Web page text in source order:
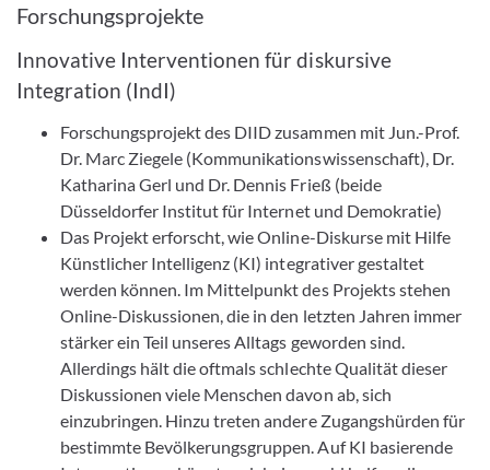
Forschungsprojekte
Innovative Interventionen für diskursive
Integration (IndI)
Forschungsprojekt des DIID zusammen mit Jun.-Prof.
Dr. Marc Ziegele (Kommunikationswissenschaft), Dr.
Katharina Gerl und Dr. Dennis Frieß (beide
Düsseldorfer Institut für Internet und Demokratie)
Das Projekt erforscht, wie Online-Diskurse mit Hilfe
Künstlicher Intelligenz (KI) integrativer gestaltet
werden können. Im Mittelpunkt des Projekts stehen
Online-Diskussionen, die in den letzten Jahren immer
stärker ein Teil unseres Alltags geworden sind.
Allerdings hält die oftmals schlechte Qualität dieser
Diskussionen viele Menschen davon ab, sich
einzubringen. Hinzu treten andere Zugangshürden für
bestimmte Bevölkerungsgruppen. Auf KI basierende